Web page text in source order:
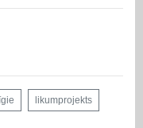
likumprojekts